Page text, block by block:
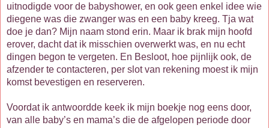
uitnodigde voor de babyshower, en ook geen enkel idee wie
diegene was die zwanger was en een baby kreeg. Tja wat
doe je dan? Mijn naam stond erin. Maar ik brak mijn hoofd
erover, dacht dat ik misschien overwerkt was, en nu echt
dingen begon te vergeten. En Besloot, hoe pijnlijk ook, de
afzender te contacteren, per slot van rekening moest ik mijn
komst bevestigen en reserveren.
Voordat ik antwoordde keek ik mijn boekje nog eens door,
van alle baby’s en mama’s die de afgelopen periode door